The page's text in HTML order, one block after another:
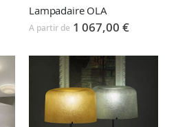
Lampadaire OLA
A partir de 1 067,00 €